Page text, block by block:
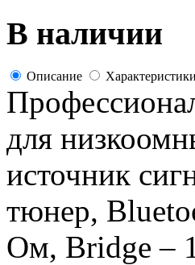
В наличии
Описание Характеристики
для
источник
тюнер,
Ом, Bridge –